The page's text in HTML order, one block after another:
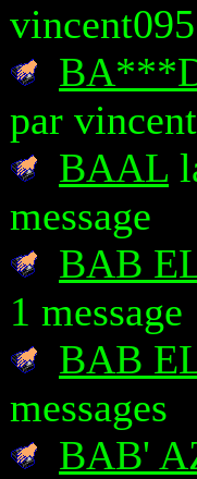
par
BAAL
message
BAB
1 message
BAB
messages
BAB'